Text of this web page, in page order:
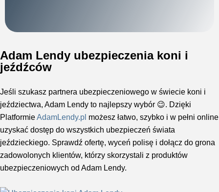
Adam Lendy ubezpieczenia koni i
jeźdźców
Jeśli szukasz partnera ubezpieczeniowego w świecie koni i
jeździectwa, Adam Lendy to najlepszy wybór 😉. Dzięki
PlatformieAdamLendy.pl możesz łatwo, szybko i w pełni online
uzyskać dostęp do wszystkich ubezpieczeń świata
jeździeckiego. Sprawdź ofertę, wyceń polisę i dołącz do grona
zadowolonych klientów, którzy skorzystali z produktów
ubezpieczeniowych od Adam Lendy.